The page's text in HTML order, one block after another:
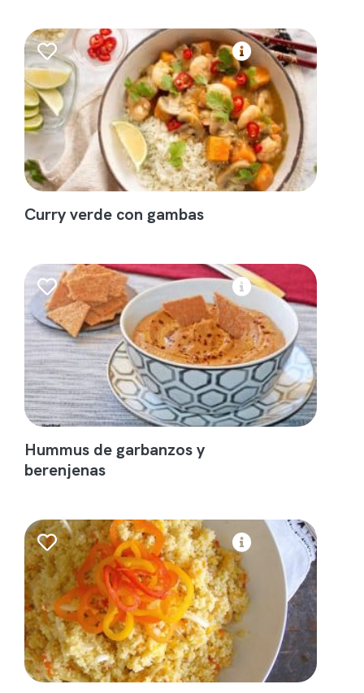
Curry verde con gambas
Hummus de garbanzos y
berenjenas